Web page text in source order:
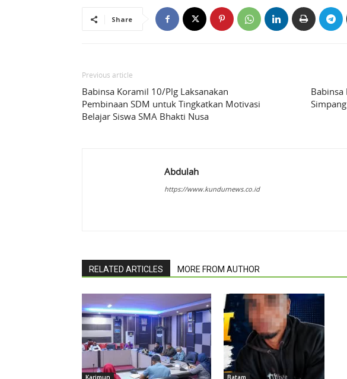
Share
Previous article
Babinsa Koramil 10/Plg Laksanakan
Pembinaan SDM untuk Tingkatkan Motivasi
Belajar Siswa SMA Bhakti Nusa
Babinsa
Abdulah
https://www.kundurnews.co.id
RELATED ARTICLES MORE FROM AUTHOR